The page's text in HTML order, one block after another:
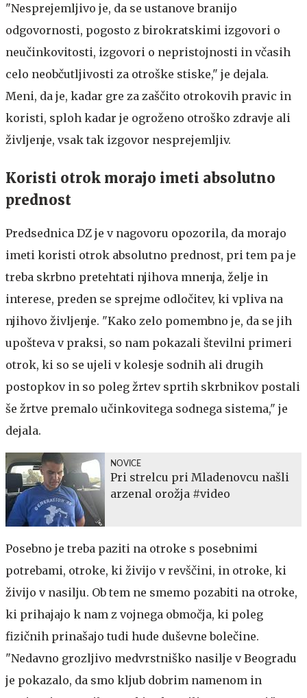
"Nesprejemljivo je, da se ustanove branijo
odgovornosti, pogosto z birokratskimi izgovori o
neučinkovitosti, izgovori o nepristojnosti in včasih
celo neobčutljivosti za otroške stiske," je dejala.
Meni, da je, kadar gre za zaščito otrokovih pravic in
koristi, sploh kadar je ogroženo otroško zdravje ali
življenje, vsak tak izgovor nesprejemljiv.
Koristi otrok morajo imeti absolutno
prednost
Predsednica DZ je v nagovoru opozorila, da morajo
imeti koristi otrok absolutno prednost, pri tem pa je
treba skrbno pretehtati njihova mnenja, želje in
interese, preden se sprejme odločitev, ki vpliva na
njihovo življenje. "Kako zelo pomembno je, da se jih
upošteva v praksi, so nam pokazali številni primeri
otrok, ki so se ujeli v kolesje sodnih ali drugih
postopkov in so poleg žrtev sprtih skrbnikov postali
še žrtve premalo učinkovitega sodnega sistema," je
dejala.
NOVICE
Pri strelcu pri Mladenovcu našli
arzenal orožja #video
Posebno je treba paziti na otroke s posebnimi
potrebami, otroke, ki živijo v revščini, in otroke, ki
živijo v nasilju. Ob tem ne smemo pozabiti na otroke,
ki prihajajo k nam z vojnega območja, ki poleg
fizičnih prinašajo tudi hude duševne bolečine.
"Nedavno grozljivo medvrstniško nasilje v Beogradu
je pokazalo, da smo kljub dobrim namenom in